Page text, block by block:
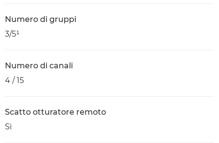
Numero di gruppi
3/5¹
Numero di canali
4 / 15
Scatto otturatore remoto
Sì